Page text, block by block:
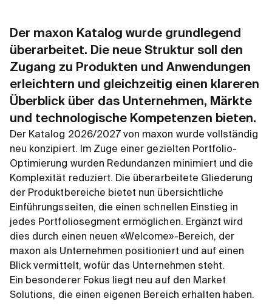
Der maxon Katalog wurde grundlegend
überarbeitet. Die neue Struktur soll den
Zugang zu Produkten und Anwendungen
erleichtern und gleichzeitig einen klareren
Überblick über das Unternehmen, Märkte
und technologische Kompetenzen bieten.
Der Katalog 2026/2027 von maxon wurde vollständig
neu konzipiert. Im Zuge einer gezielten Portfolio-
Optimierung wurden Redundanzen minimiert und die
Komplexität reduziert. Die überarbeitete Gliederung
der Produktbereiche bietet nun übersichtliche
Einführungsseiten, die einen schnellen Einstieg in
jedes Portfoliosegment ermöglichen. Ergänzt wird
dies durch einen neuen «Welcome»-Bereich, der
maxon als Unternehmen positioniert und auf einen
Blick vermittelt, wofür das Unternehmen steht.
Ein besonderer Fokus liegt neu auf den Market
Solutions, die einen eigenen Bereich erhalten haben.